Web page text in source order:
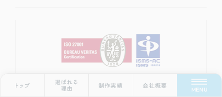
トップ
選ばれる
理由
制作実績 会社概要
MENU
の国内規格「ISO/IEC 27001:2022 + Amd 1:2024」の認証